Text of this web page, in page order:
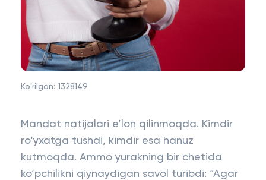
Ko'rilgan: 1328149
Mandat natijalari e’lon qilinmoqda. Kimdir
ro‘yxatga tushdi, kimdir esa hanuz
kutmoqda. Ammo yurakning bir chetida
ko‘pchilikni qiynaydigan savol turibdi: “Agar